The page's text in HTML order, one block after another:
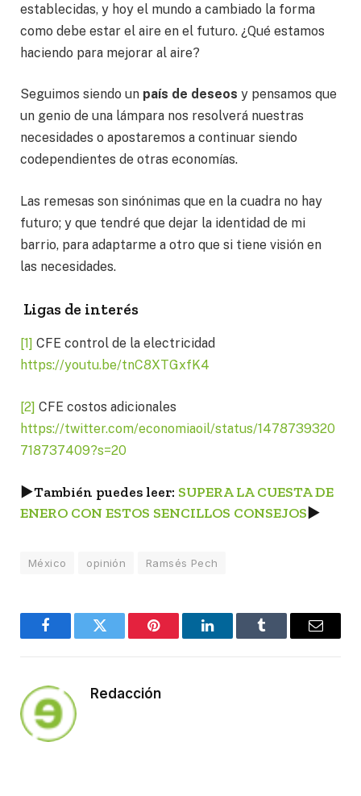
establecidas, y hoy el mundo a cambiado la forma
como debe estar el aire en el futuro. ¿Qué estamos
haciendo para mejorar al aire?
Seguimos siendo un país de deseos y pensamos que
un genio de una lámpara nos resolverá nuestras
necesidades o apostaremos a continuar siendo
codependientes de otras economías.
Las remesas son sinónimas que en la cuadra no hay
futuro; y que tendré que dejar la identidad de mi
barrio, para adaptarme a otro que si tiene visión en
las necesidades.
Ligas de interés
[1] CFE control de la electricidad
https://youtu.be/tnC8XTGxfK4
[2] CFE costos adicionales
https://twitter.com/economiaoil/status/1478739320
718737409?s=20
►También puedes leer: SUPERA LA CUESTA DE
ENERO CON ESTOS SENCILLOS CONSEJOS►
México opinión Ramsés Pech
FacebookTwitter Pinterest LinkedInTumblr Email
Redacción